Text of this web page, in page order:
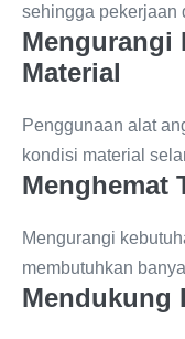
sehingga pekerjaan
Mengurangi
Material
Penggunaan alat
kondisi material
Menghemat
Mengurangi
membutuhkan
Mendukung